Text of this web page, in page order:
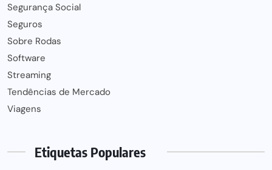
Segurança Social
Seguros
Sobre Rodas
Software
Streaming
Tendências de Mercado
Viagens
Etiquetas Populares